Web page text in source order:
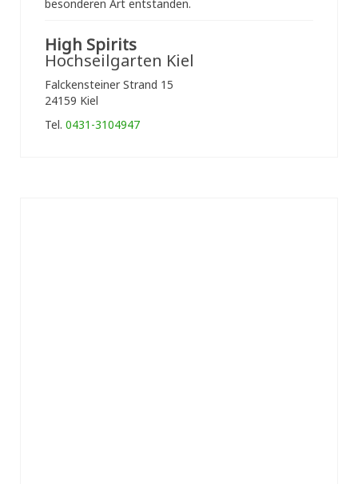
besonderen Art entstanden.
High Spirits
Hochseilgarten Kiel
Falckensteiner Strand 15
24159 Kiel
Tel. 0431-3104947